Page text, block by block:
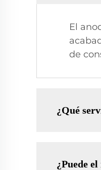
El
de
¿Qué
¿Puede